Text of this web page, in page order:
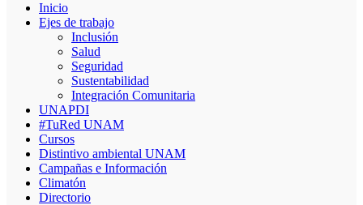
Inicio
Ejes de trabajo
Inclusión
Salud
Seguridad
Sustentabilidad
Integración Comunitaria
UNAPDI
#TuRed UNAM
Cursos
Distintivo ambiental UNAM
Campañas e Información
Climatón
Directorio